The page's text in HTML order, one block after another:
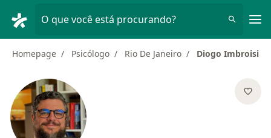
O que você está procurando?
Homepage Psicólogo Rio De Janeiro Diogo Imbroisi